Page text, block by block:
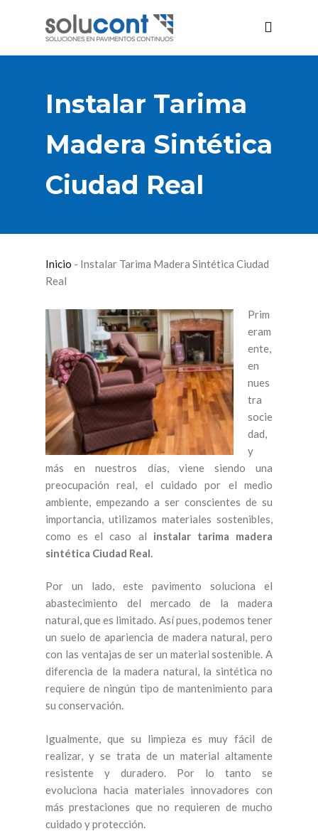
Instalar Tarima
Madera Sintética
Ciudad Real
Inicio - Instalar Tarima Madera Sintética Ciudad
Real
Prim
eram
ente,
en
nues
tra
socie
dad,
y
más en nuestros días, viene siendo una
preocupación real, el cuidado por el medio
ambiente, empezando a ser conscientes de su
importancia, utilizamos materiales sostenibles,
como es el caso al instalar tarima madera
sintética Ciudad Real.
Por un lado, este pavimento soluciona el
abastecimiento del mercado de la madera
natural, que es limitado. Así pues, podemos tener
un suelo de apariencia de madera natural, pero
con las ventajas de ser un material sostenible. A
diferencia de la madera natural, la sintética no
requiere de ningún tipo de mantenimiento para
su conservación.
Igualmente, que su limpieza es muy fácil de
realizar, y se trata de un material altamente
resistente y duradero. Por lo tanto se
evoluciona hacia materiales innovadores con
más prestaciones que no requieren de mucho
cuidado y protección.